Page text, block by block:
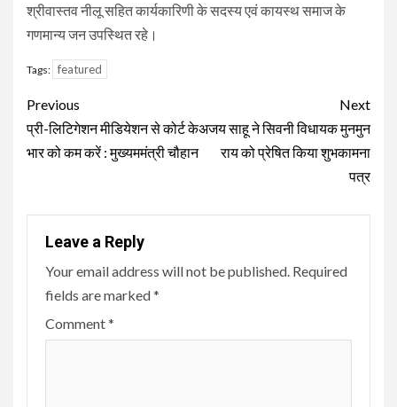
श्रीवास्तव नीलू सहित कार्यकारिणी के सदस्य एवं कायस्थ समाज के
गणमान्य जन उपस्थित रहे।
Tags: featured
Continue
Reading
Previous
प्री-लिटिगेशन मीडियेशन से कोर्ट के
भार को कम करें : मुख्यममंत्री चौहान
Next
अजय साहू ने सिवनी विधायक मुनमुन
राय को प्रेषित किया शुभकामना
पत्र
Leave a Reply
Your email address will not be published. Required
fields are marked*
Comment*